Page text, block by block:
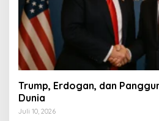
Trump, Erdogan, dan
Dunia
Juli 10, 2026